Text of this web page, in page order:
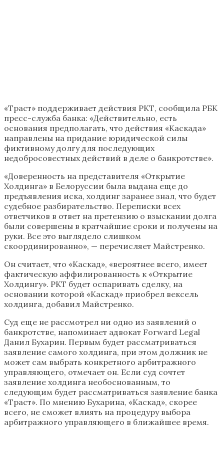
«Траст» поддерживает действия РКТ, сообщила РБК
пресс-служба банка: «Действительно, есть
основания предполагать, что действия «Каскада»
направлены на придание юридической силы
фиктивному долгу для последующих
недобросовестных действий в деле о банкротстве».
«Доверенность на представителя «Открытие
Холдинга» в Белоруссии была выдана еще до
предъявления иска, холдинг заранее знал, что будет
судебное разбирательство. Переписки всех
ответчиков в ответ на претензию о взыскании долга
были совершены в кратчайшие сроки и получены на
руки. Все это выглядело слишком
скоординированно», — перечисляет Майстренко.
Он считает, что «Каскад», «вероятнее всего, имеет
фактическую аффилированность к «Открытие
Холдингу». РКТ будет оспаривать сделку, на
основании которой «Каскад» приобрел вексель
холдинга, добавил Майстренко.
Суд еще не рассмотрел ни одно из заявлений о
банкротстве, напоминает адвокат Forward Legal
Данил Бухарин. Первым будет рассматриваться
заявление самого холдинга, при этом должник не
может сам выбрать конкретного арбитражного
управляющего, отмечает он. Если суд сочтет
заявление холдинга необоснованным, то
следующим будет рассматриваться заявление банка
«Траст». По мнению Бухарина, «Каскад», скорее
всего, не сможет влиять на процедуру выбора
арбитражного управляющего в ближайшее время.